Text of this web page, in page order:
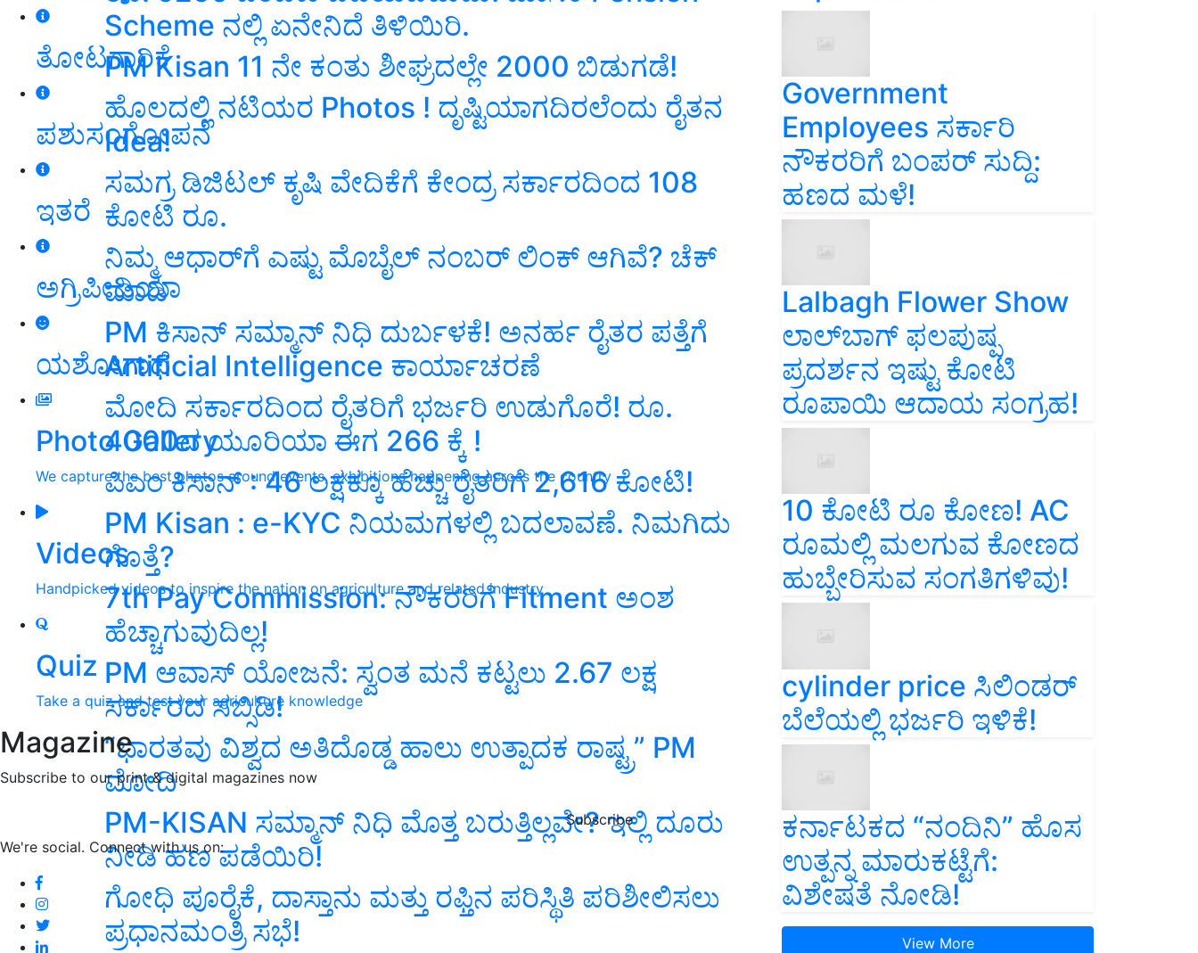
ತೋಟಗಾರಿಕೆ
ಪಶುಸಂಗೋಪನೆ
ಇತರೆ
ಅಗ್ರಿಪೀಡಿಯಾ
ಯಶೋಗಾಥೆ
Photo Gallery
We capture the best photos around events, exhibitions happening across the country
Videos
Handpicked videos to inspire the nation on agriculture and related industry
Quiz
Take a quiz and test your agriculture knowledge
Magazine
Subscribe to our print & digital magazines now
Subscribe
We're social. Connect with us on:
Scheme ನಲ್ಲಿ ಏನೇನಿದೆ ತಿಳಿಯಿರಿ.
PM Kisan 11 ನೇ ಕಂತು ಶೀಘ್ರದಲ್ಲೇ 2000 ಬಿಡುಗಡೆ!
ಹೊಲದಲ್ಲಿ ನಟಿಯರ Photos ! ದೃಷ್ಟಿಯಾಗದಿರಲೆಂದು ರೈತನ
Idea!
ಸಮಗ್ರ ಡಿಜಿಟಲ್ ಕೃಷಿ ವೇದಿಕೆಗೆ ಕೇಂದ್ರ ಸರ್ಕಾರದಿಂದ 108
ಕೋಟಿ ರೂ.
ನಿಮ್ಮ ಆಧಾರ್‌ಗೆ ಎಷ್ಟು ಮೊಬೈಲ್ ನಂಬರ್ ಲಿಂಕ್ ಆಗಿವೆ? ಚೆಕ್
ಮಾಡಿ
PM ಕಿಸಾನ್ ಸಮ್ಮಾನ್ ನಿಧಿ ದುರ್ಬಳಕೆ! ಅನರ್ಹ ರೈತರ ಪತ್ತೆಗೆ
Artificial Intelligence ಕಾರ್ಯಾಚರಣೆ
ಮೋದಿ ಸರ್ಕಾರದಿಂದ ರೈತರಿಗೆ ಭರ್ಜರಿ ಉಡುಗೊರೆ! ರೂ.
4000ದ ಯೂರಿಯಾ ಈಗ 266 ಕ್ಕೆ !
ಪಿಎಂ ಕಿಸಾನ್‌ : 46 ಲಕ್ಷಕ್ಕೂ ಹೆಚ್ಚು ರೈತರಿಗೆ 2,616 ಕೋಟಿ!
PM Kisan : e-KYC ನಿಯಮಗಳಲ್ಲಿ ಬದಲಾವಣೆ. ನಿಮಗಿದು
ಗೊತ್ತೆ?
7th Pay Commission: ನೌಕರರಿಗೆ Fitment ಅಂಶ
ಹೆಚ್ಚಾಗುವುದಿಲ್ಲ!
PM ಆವಾಸ್ ಯೋಜನೆ: ಸ್ವಂತ ಮನೆ ಕಟ್ಟಲು 2.67 ಲಕ್ಷ
ಸರ್ಕಾರದ ಸಬ್ಸಿಡಿ!
“ಭಾರತವು ವಿಶ್ವದ ಅತಿದೊಡ್ಡ ಹಾಲು ಉತ್ಪಾದಕ ರಾಷ್ಟ್ರ” PM
ಮೋದಿ
PM-KISAN ಸಮ್ಮಾನ್ ನಿಧಿ ಮೊತ್ತ ಬರುತ್ತಿಲ್ಲವೇ? ಇಲ್ಲಿ ದೂರು
ನೀಡಿ ಹಣ ಪಡೆಯಿರಿ!
ಗೋಧಿ ಪೂರೈಕೆ, ದಾಸ್ತಾನು ಮತ್ತು ರಫ್ತಿನ ಪರಿಸ್ಥಿತಿ ಪರಿಶೀಲಿಸಲು
ಪ್ರಧಾನಮಂತ್ರಿ ಸಭೆ!
Government
Employees ಸರ್ಕಾರಿ
ನೌಕರರಿಗೆ ಬಂಪರ್‌ ಸುದ್ದಿ:
ಹಣದ ಮಳೆ!
Lalbagh Flower Show
ಲಾಲ್‌ಬಾಗ್ ಫಲಪುಷ್ಪ
ಪ್ರದರ್ಶನ ಇಷ್ಟು ಕೋಟಿ
ರೂಪಾಯಿ ಆದಾಯ ಸಂಗ್ರಹ!
10 ಕೋಟಿ ರೂ ಕೋಣ! AC
ರೂಮಲ್ಲಿ ಮಲಗುವ ಕೋಣದ
ಹುಬ್ಬೇರಿಸುವ ಸಂಗತಿಗಳಿವು!
cylinder price ಸಿಲಿಂಡರ್‌
ಬೆಲೆಯಲ್ಲಿ ಭರ್ಜರಿ ಇಳಿಕೆ!
ಕರ್ನಾಟಕದ “ನಂದಿನಿ” ಹೊಸ
ಉತ್ಪನ್ನ ಮಾರುಕಟ್ಟೆಗೆ:
ವಿಶೇಷತೆ ನೋಡಿ!
View More